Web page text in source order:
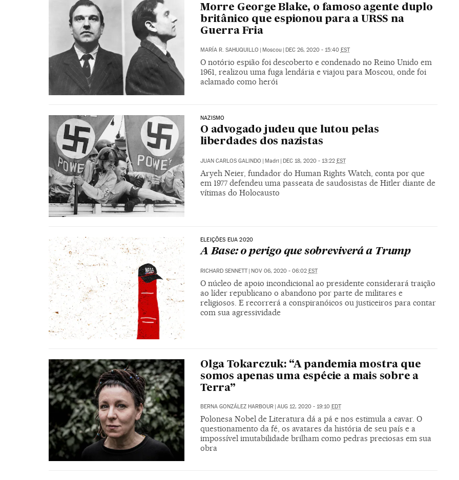
Morre George Blake, o famoso agente duplo
britânico que espionou para a URSS na
Guerra Fria
MARÍA R. SAHUQUILLO Moscou DEC 26, 2020 - 15:40 EST
O notório espião foi descoberto e condenado no Reino Unido em
1961, realizou uma fuga lendária e viajou para Moscou, onde foi
aclamado como herói
NAZISMO
O advogado judeu que lutou pelas
liberdades dos nazistas
JUAN CARLOS GALINDO | Madri | DEC 18, 2020 - 13:22 EST
Aryeh Neier, fundador do Human Rights Watch, conta por que
em 1977 defendeu uma passeata de saudosistas de Hitler diante de
vítimas do Holocausto
ELEIÇÕES EUA 2020
A Base: o perigo que sobreviverá a Trump
RICHARD SENNETT NOV 06, 2020 - 06:02 EST
O núcleo de apoio incondicional ao presidente considerará traição
ao líder republicano o abandono por parte de militares e
religiosos. E recorrerá a conspiranóicos ou justiceiros para contar
com sua agressividade
Olga Tokarczuk: “A pandemia mostra que
somos apenas uma espécie a mais sobre a
Terra”
BERNA GONZÁLEZ HARBOUR AUG 12, 2020 - 19:10 EDT
Polonesa Nobel de Literatura dá a pá e nos estimula a cavar. O
questionamento da fé, os avatares da história de seu país e a
impossível imutabilidade brilham como pedras preciosas em sua
obra